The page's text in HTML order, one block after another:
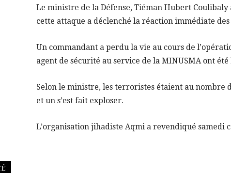
Le ministre de la Défense, Tiéman Hubert Coulibaly
cette attaque a déclenché la réaction immédiate des
Un commandant a perdu la vie au cours de
agent de sécurité au service de la MINUSMA ont été
Selon le ministre, les terroristes étaient au nombre
et un s’est fait exploser.
L’organisation jihadiste Aqmi a revendiqué samedi